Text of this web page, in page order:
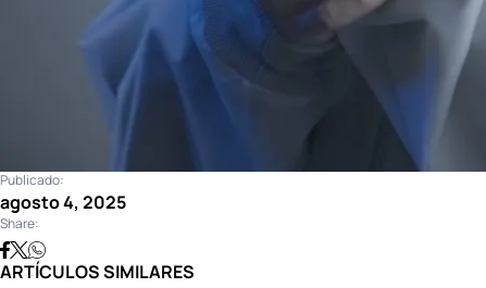
Publicado:
agosto 4, 2025
Share:
ARTÍCULOS SIMILARES